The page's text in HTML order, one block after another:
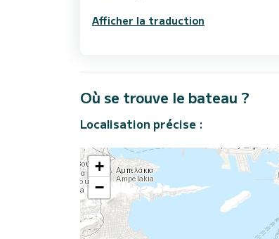
Afficher la traduction
Où se trouve le bateau ?
Localisation précise :
+
−